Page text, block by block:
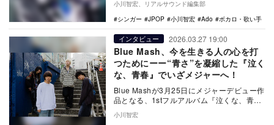
ーが語…
小川智宏、リアルサウンド編集部
シンガー
JPOP 小川智宏 Ado ボカロ・歌い手
インタビュー 2026.03.27 19:00
Blue Mash、今を生きる人の心を打
つためにーー“青さ”を凝縮した『泣く
な、青春』でいざメジャーへ！
Blue Mashが3月25日にメジャーデビュー作
品となる、1stフルアルバム『泣くな、青
春』をリリースした。2018年に優斗（…
小川智宏